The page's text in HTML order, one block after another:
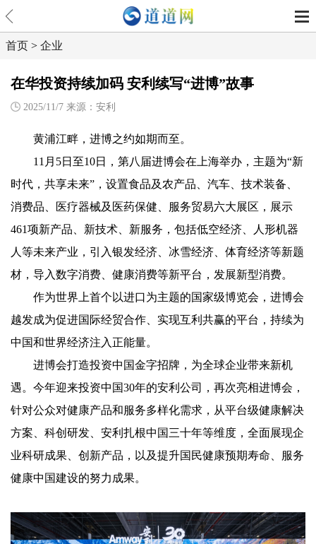
首页 > 企业
在华投资持续加码 安利续写“进博”故事
2025/11/7 来源：安利
黄浦江畔，进博之约如期而至。
11月5日至10日，第八届进博会在上海举办，主题为“新
时代，共享未来”，设置食品及农产品、汽车、技术装备、
消费品、医疗器械及医药保健、服务贸易六大展区，展示
461项新产品、新技术、新服务，包括低空经济、人形机器
人等未来产业，引入银发经济、冰雪经济、体育经济等新题
材，导入数字消费、健康消费等新平台，发展新型消费。
作为世界上首个以进口为主题的国家级博览会，进博会
越发成为促进国际经贸合作、实现互利共赢的平台，持续为
中国和世界经济注入正能量。
进博会打造投资中国金字招牌，为全球企业带来新机
遇。今年迎来投资中国30年的安利公司，再次亮相进博会，
针对公众对健康产品和服务多样化需求，从平台级健康解决
方案、科创研发、安利扎根中国三十年等维度，全面展现企
业科研成果、创新产品，以及提升国民健康预期寿命、服务
健康中国建设的努力成果。